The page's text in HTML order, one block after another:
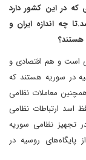
در این کشور دارد
چه اندازه ایران و
هستند؟
است و هم اقتصادی و
در سوریه هستند که
معاملات نظامی
اسد ارتباطات نظامی
تجهیز نظامی سوریه
روسیه در